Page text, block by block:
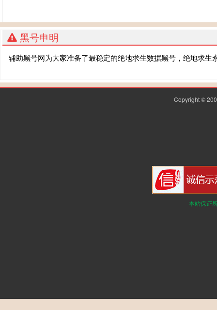
黑号申明
辅助黑号网为大家准备了最稳定的绝地求生数据黑号，绝地求
Copyright ©
本站保证